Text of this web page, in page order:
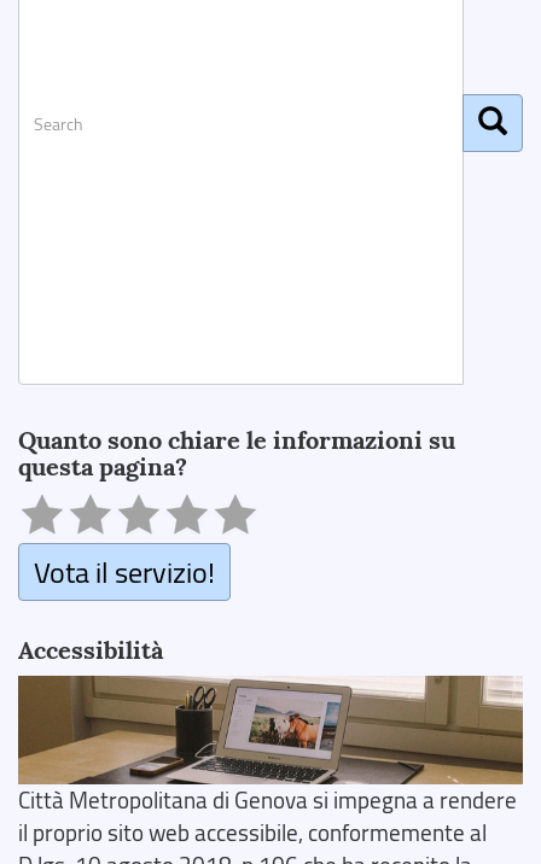
Quanto sono chiare le informazioni su
questa pagina?
Vota il servizio!
Accessibilità
Città Metropolitana di Genova si impegna a rendere
il proprio sito web accessibile, conformemente al